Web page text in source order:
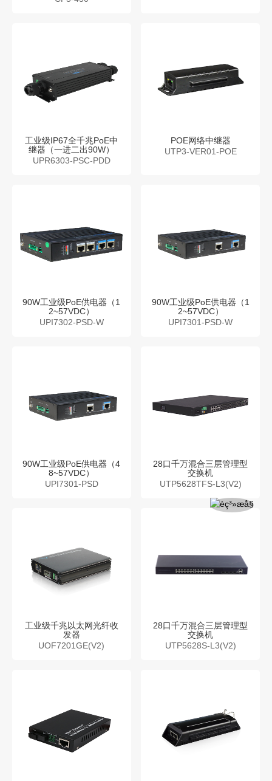
工业级IP67全千兆PoE中
继器（一进二出90W）
UPR6303-PSC-PDD
POE网络中继器
UTP3-VER01-POE
90W工业级PoE供电器（1
2~57VDC）
UPI7302-PSD-W
90W工业级PoE供电器（1
2~57VDC）
UPI7301-PSD-W
90W工业级PoE供电器（4
8~57VDC）
UPI7301-PSD
28口千万混合三层管理型
交换机
UTP5628TFS-L3(V2)
工业级千兆以太网光纤收
发器
UOF7201GE(V2)
28口千万混合三层管理型
交换机
UTP5628S-L3(V2)